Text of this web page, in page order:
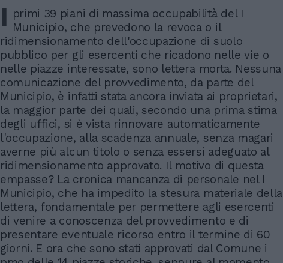
I primi 39 piani di massima occupabilità del I
Municipio, che prevedono la revoca o il
ridimensionamento dell'occupazione di suolo
pubblico per gli esercenti che ricadono nelle vie o
nelle piazze interessate, sono lettera morta. Nessuna
comunicazione del provvedimento, da parte del
Municipio, è infatti stata ancora inviata ai proprietari,
la maggior parte dei quali, secondo una prima stima
degli uffici, si è vista rinnovare automaticamente
l'occupazione, alla scadenza annuale, senza magari
averne più alcun titolo o senza essersi adeguato al
ridimensionamento approvato. Il motivo di questa
empasse? La cronica mancanza di personale nel I
Municipio, che ha impedito la stesura materiale della
lettera, fondamentale per permettere agli esercenti
di venire a conoscenza del provvedimento e di
presentare eventuale ricorso entro il termine di 60
giorni. E ora che sono stati approvati dal Comune i